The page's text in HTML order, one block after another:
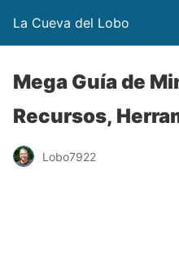
La Cueva del Lobo
Mega Guía de
Recursos,
Lobo7922